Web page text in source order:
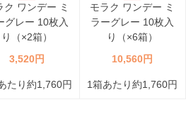
ク ワンデー ミ
グレー 10枚入
り（×2箱）
3,520円
たり約1,760円
モラク ワンデー ミ
ラーグレー 10枚入
り（×6箱）
10,560円
1箱あたり約1,760円